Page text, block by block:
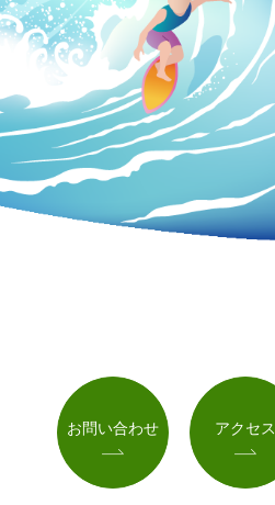
お問い合わせ アクセス